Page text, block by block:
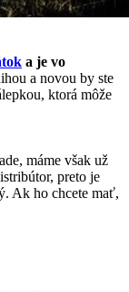
a je vo
a novou by ste
ktorá môže
máme však už
preto je
Ak ho chcete mať,